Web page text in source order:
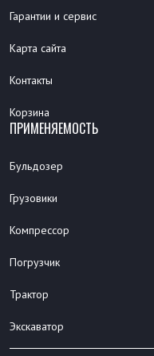
Гарантии и сервис
Карта сайта
Контакты
Корзина
ПРИМЕНЯЕМОСТЬ
Бульдозер
Грузовики
Компрессор
Погрузчик
Трактор
Экскаватор